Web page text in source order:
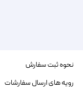
نحوه ثبت سفارش
رویه های ارسال سفارشات